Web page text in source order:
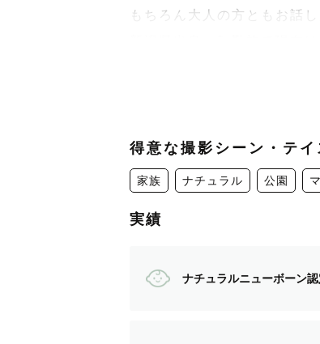
もちろん大人の方ともお話
埼玉県が拠点となりますが
東北(宮城、青森)に約5年間
※対応エリア外の場合、交
×や△の日でも撮影可能な場
撮影をご依頼いただいたき
得意な撮影シーン・テイ
家族 ナチュラル 公園
実績
ナチュラルニューボーン認